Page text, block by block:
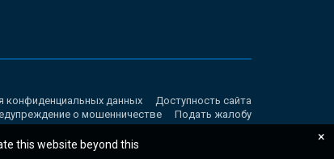
конфиденциальных данных
Доступность сайта
о мошенничестве Подать жалобу
this website beyond this
×